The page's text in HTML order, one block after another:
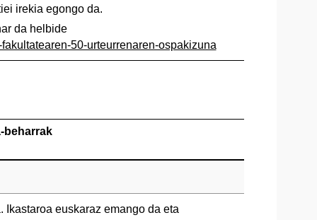
irekia egongo da.
da helbide
50-urteurrenaren-ospakizuna
beharrak
euskaraz emango da eta